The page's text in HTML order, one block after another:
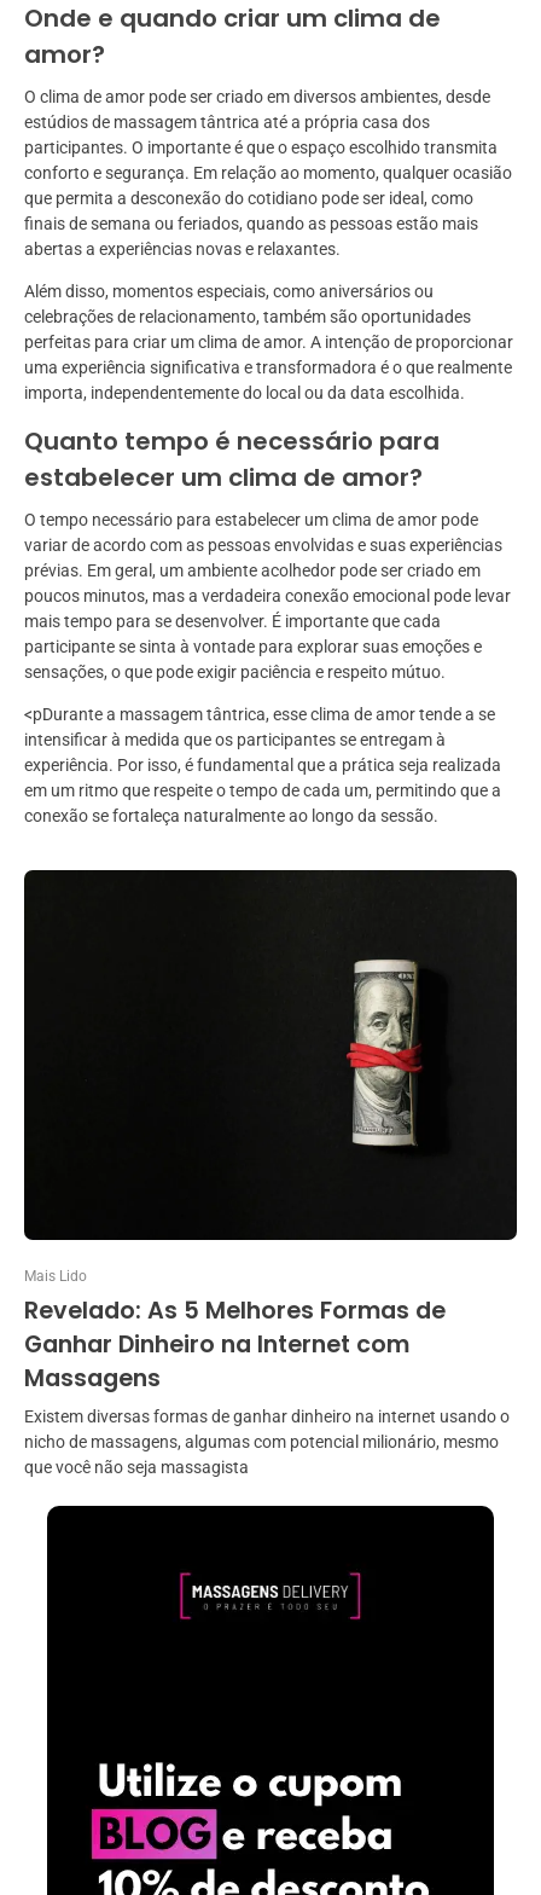
Onde e quando criar um clima de
amor?
O clima de amor pode ser criado em diversos ambientes, desde
estúdios de massagem tântrica até a própria casa dos
participantes. O importante é que o espaço escolhido transmita
conforto e segurança. Em relação ao momento, qualquer ocasião
que permita a desconexão do cotidiano pode ser ideal, como
finais de semana ou feriados, quando as pessoas estão mais
abertas a experiências novas e relaxantes.
Além disso, momentos especiais, como aniversários ou
celebrações de relacionamento, também são oportunidades
perfeitas para criar um clima de amor. A intenção de proporcionar
uma experiência significativa e transformadora é o que realmente
importa, independentemente do local ou da data escolhida.
Quanto tempo é necessário para
estabelecer um clima de amor?
O tempo necessário para estabelecer um clima de amor pode
variar de acordo com as pessoas envolvidas e suas experiências
prévias. Em geral, um ambiente acolhedor pode ser criado em
poucos minutos, mas a verdadeira conexão emocional pode levar
mais tempo para se desenvolver. É importante que cada
participante se sinta à vontade para explorar suas emoções e
sensações, o que pode exigir paciência e respeito mútuo.
<pDurante a massagem tântrica, esse clima de amor tende a se
intensificar à medida que os participantes se entregam à
experiência. Por isso, é fundamental que a prática seja realizada
em um ritmo que respeite o tempo de cada um, permitindo que a
conexão se fortaleça naturalmente ao longo da sessão.
Mais Lido
Revelado: As 5 Melhores Formas de
Ganhar Dinheiro na Internet com
Massagens
Existem diversas formas de ganhar dinheiro na internet usando o
nicho de massagens, algumas com potencial milionário, mesmo
que você não seja massagista